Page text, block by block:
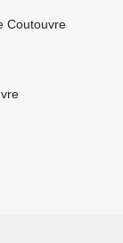
Coutouvre